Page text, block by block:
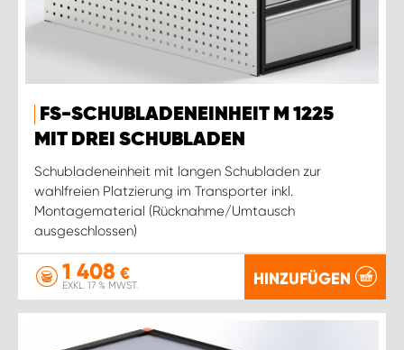
FS-SCHUBLADENEINHEIT M 1225
MIT DREI SCHUBLADEN
Schubladeneinheit mit langen Schubladen zur
wahlfreien Platzierung im Transporter inkl.
Montagematerial (Rücknahme/Umtausch
ausgeschlossen)
1 408 €
EXKL. 17 % MWST. HINZUFÜGEN